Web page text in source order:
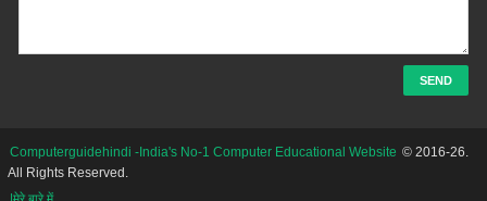
Computerguidehindi -India's No-1 Computer Educational Website © 2016-26.
All Rights Reserved.